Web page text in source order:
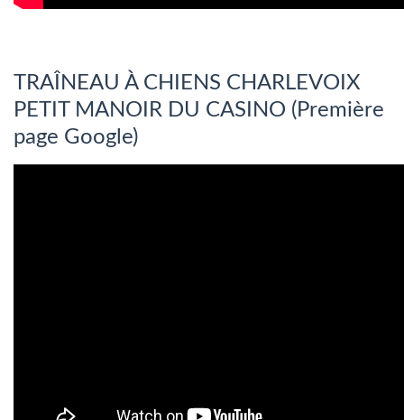
TRAÎNEAU À CHIENS CHARLEVOIX
PETIT MANOIR DU CASINO (Première
page Google)